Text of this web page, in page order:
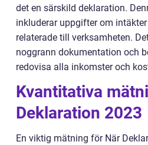
det en särskild deklaration.
inkluderar uppgifter om
relaterade till verksamheten.
noggrann dokumentation och
redovisa alla inkomster och
Kvantitativa
Deklaration 2023
En viktig mätning för När